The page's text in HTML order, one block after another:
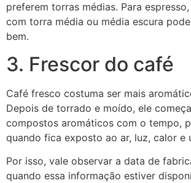
preferem torras médias. Para
com torra média ou média escura
bem.
3. Frescor do café
Café fresco costuma ser mais
Depois de torrado e moído, ele
compostos aromáticos com o tempo,
quando fica exposto ao ar, luz, calor e
Por isso, vale observar a data de
quando essa informação estiver